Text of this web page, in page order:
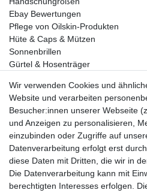
Ebay Bewertungen
Pflege von Oilskin-Produkten
Hüte & Caps & Mützen
Sonnenbrillen
Gürtel & Hosenträger
Vorkasse, Abholung
Partner
Wir verwenden Cookies und
Website und verarbeiten
Besucher:innen unserer Webseite
und Anzeigen zu personalisieren,
einzubinden oder Zugriffe auf
Datenverarbeitung erfolgt erst
diese Daten mit Dritten, die wir in
Die Datenverarbeitung kann mit
berechtigten Interesses erfolgen.